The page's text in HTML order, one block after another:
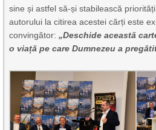
sine și astfel să-și stabilească
autorului la citirea acestei cărți este
convingător:„Deschide această
o viață pe care Dumnezeu a